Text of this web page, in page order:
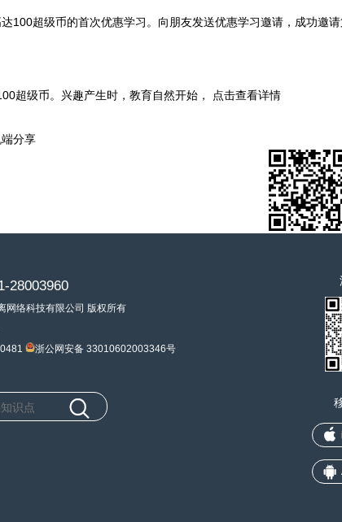
100超级币的首次优惠学习。向朋友发送优惠学习邀请，成功
超级币。兴趣产生时，教育自然开始， 点击查看详情
分享
28003960
网络科技有限公司 版权所有
浙公网安备 33010602003346号